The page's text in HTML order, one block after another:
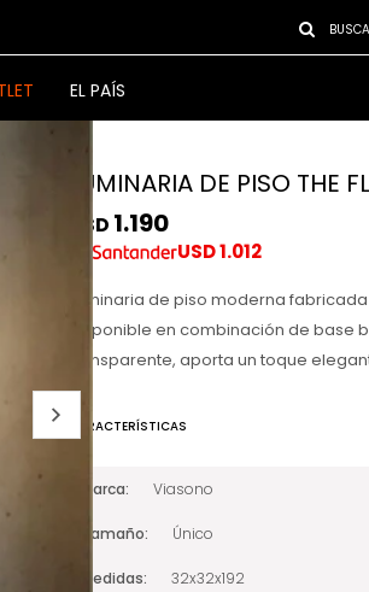
EL PAÍS
LUMINARIA DE PISO THE
USD 1.190
USD1.012
Luminaria de piso moderna
Disponible en combinación de base
transparente, aporta un toque
CARACTERÍSTICAS
Marca Viasono
Tamaño Único
Medidas 32x32x192